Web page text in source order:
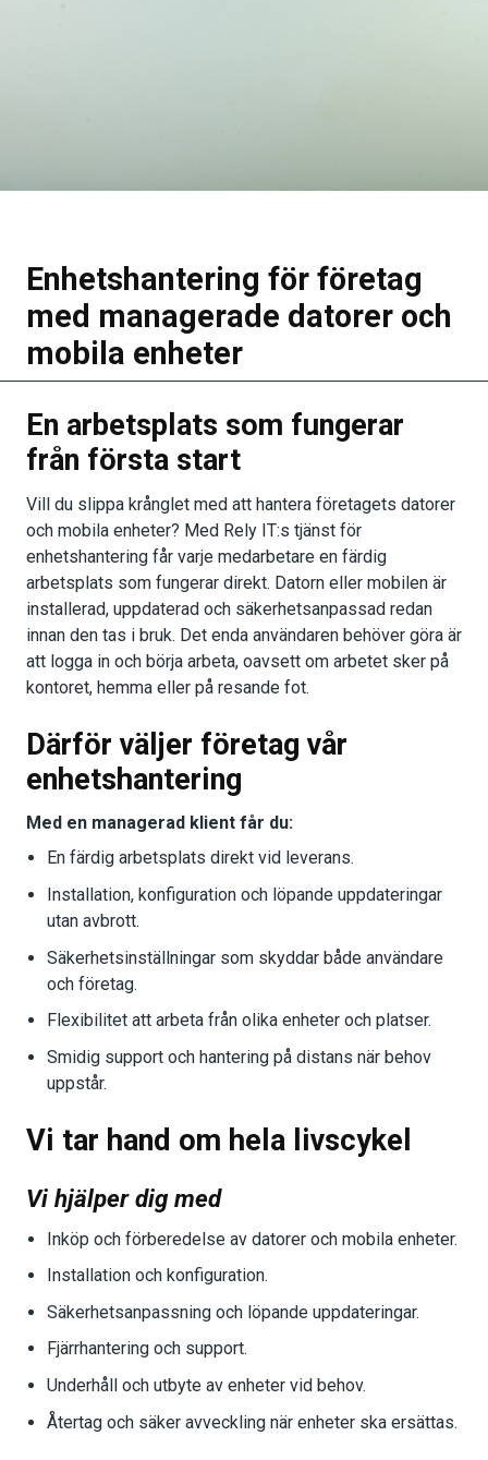
Enhetshantering för företag
med managerade datorer och
mobila enheter
En arbetsplats som fungerar
från första start
Vill du slippa krånglet med att hantera företagets datorer
och mobila enheter? Med Rely IT:s tjänst för
enhetshantering får varje medarbetare en färdig
arbetsplats som fungerar direkt. Datorn eller mobilen är
installerad, uppdaterad och säkerhetsanpassad redan
innan den tas i bruk. Det enda användaren behöver göra är
att logga in och börja arbeta, oavsett om arbetet sker på
kontoret, hemma eller på resande fot.
Därför väljer företag vår
enhetshantering
Med en managerad klient får du:
En färdig arbetsplats direkt vid leverans.
Installation, konfiguration och löpande uppdateringar
utan avbrott.
Säkerhetsinställningar som skyddar både användare
och företag.
Flexibilitet att arbeta från olika enheter och platser.
Smidig support och hantering på distans när behov
uppstår.
Vi tar hand om hela livscykel
Vi hjälper dig med
Inköp och förberedelse av datorer och mobila enheter.
Installation och konfiguration.
Säkerhetsanpassning och löpande uppdateringar.
Fjärrhantering och support.
Underhåll och utbyte av enheter vid behov.
Återtag och säker avveckling när enheter ska ersättas.